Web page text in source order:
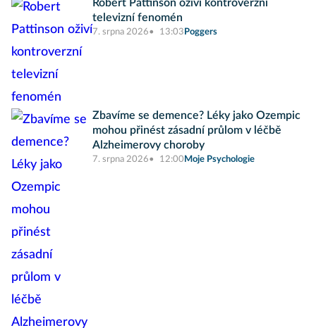
Robert Pattinson oživí kontroverzní
televizní fenomén
7. srpna 2026 13:03 Poggers
Zbavíme se demence? Léky jako Ozempic
mohou přinést zásadní průlom v léčbě
Alzheimerovy choroby
7. srpna 2026 12:00 Moje Psychologie